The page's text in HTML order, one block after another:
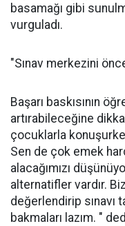
basamağı gibi
vurguladı.
"Sınav merkezini
Başarı baskısının
artırabileceğine
çocuklarla
Sen de çok emek
alacağımızı
alternatifler vardır.
değerlendirip sınavı
bakmaları lazım. "